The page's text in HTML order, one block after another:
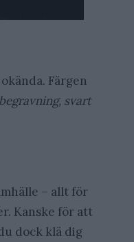
Färgen
svart
– allt för
Kanske för att
dock klä dig